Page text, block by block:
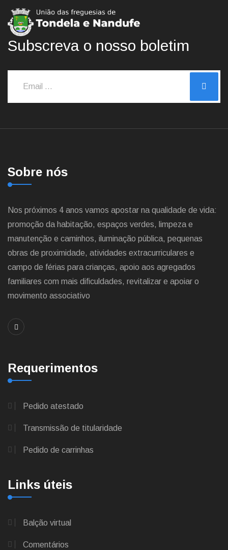
Subscreva o nosso boletim
Sobre nós
Nos próximos 4 anos vamos apostar na qualidade de vida:
promoção da habitação, espaços verdes, limpeza e
manutenção e caminhos, iluminação pública, pequenas
obras de proximidade, atividades extracurriculares e
campo de férias para crianças, apoio aos agregados
familiares com mais dificuldades, revitalizar e apoiar o
movimento associativo
Requerimentos
Pedido atestado
Transmissão de titularidade
Pedido de carrinhas
Links úteis
Balção virtual
Comentários